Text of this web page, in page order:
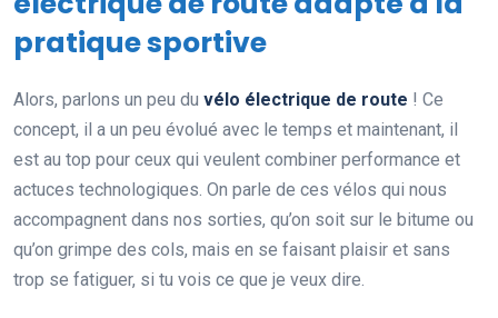
pratique sportive
Alors, parlons un peu du vélo électrique de route ! Ce
concept, il a un peu évolué avec le temps et maintenant, il
est au top pour ceux qui veulent combiner performance et
actuces technologiques. On parle de ces vélos qui nous
accompagnent dans nos sorties, qu’on soit sur le bitume ou
qu’on grimpe des cols, mais en se faisant plaisir et sans
trop se fatiguer, si tu vois ce que je veux dire.